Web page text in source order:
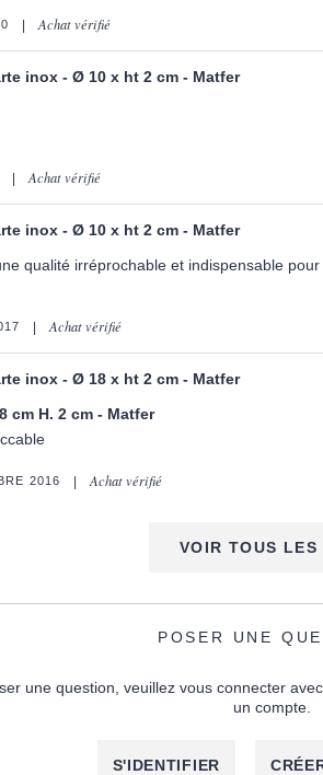
Achat vérifié
inox - Ø 10 x ht 2 cm - Matfer
Achat vérifié
inox - Ø 10 x ht 2 cm - Matfer
qualité irréprochable et indispensable
Achat vérifié
inox - Ø 18 x ht 2 cm - Matfer
cm H. 2 cm - Matfer
2016 Achat vérifié
VOIR TOUS LES
POSER UNE
une question, veuillez vous connecter
un compte.
S'IDENTIFIER